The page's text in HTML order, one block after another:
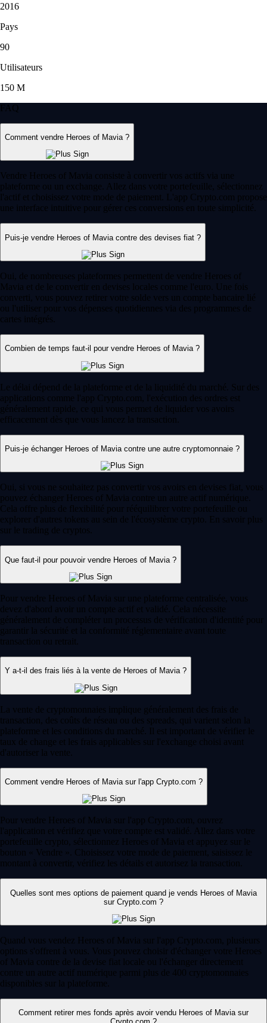
2016
Pays
90
Utilisateurs
150 M
FAQ
Comment vendre Heroes of Mavia ?
Vendre Heroes of Mavia consiste à convertir vos actifs via une
plateforme ou un exchange. Allez dans votre portefeuille, sélectionnez
l'actif et choisissez votre mode de paiement. L'app Crypto.com propose
une interface intuitive pour gérer ces conversions en toute simplicité.
Puis-je vendre Heroes of Mavia contre des devises fiat ?
Oui, de nombreuses plateformes permettent de vendre Heroes of
Mavia et de le convertir en devises locales comme l'euro. Une fois
converti, vous pouvez retirer votre solde vers un compte bancaire lié
ou l'utiliser pour vos dépenses quotidiennes via des programmes de
cartes intégrés.
Combien de temps faut-il pour vendre Heroes of Mavia ?
Le délai dépend de la plateforme et de la liquidité du marché. Sur des
applications comme l'app Crypto.com, l'exécution des ordres est
généralement rapide, ce qui vous permet de liquider vos avoirs
efficacement dès que vous lancez la transaction.
Puis-je échanger Heroes of Mavia contre une autre cryptomonnaie ?
Oui, si vous ne souhaitez pas convertir vos avoirs en devises fiat, vous
pouvez échanger Heroes of Mavia contre un autre actif numérique.
Cela offre plus de flexibilité pour rééquilibrer votre portefeuille ou
explorer d'autres tokens au sein de l'écosystème crypto. En savoir plus
sur le trading de cryptos.
Que faut-il pour pouvoir vendre Heroes of Mavia ?
Pour vendre Heroes of Mavia sur une plateforme centralisée, vous
devez d'abord avoir un compte actif et validé. Cela nécessite
généralement de compléter un processus de vérification d'identité pour
garantir la sécurité et la conformité réglementaire avant toute
transaction ou retrait.
Y a-t-il des frais liés à la vente de Heroes of Mavia ?
La vente de cryptomonnaies implique généralement des frais de
transaction, des coûts de réseau ou des spreads, qui varient selon la
plateforme et les conditions du marché. Il est important de vérifier le
taux de change et les frais applicables sur l'exchange choisi avant
d'autoriser la vente.
Comment vendre Heroes of Mavia sur l'app Crypto.com ?
Pour vendre Heroes of Mavia sur l'app Crypto.com, ouvrez
l'application et vérifiez que votre compte est validé. Allez dans votre
portefeuille crypto, sélectionnez Heroes of Mavia et appuyez sur le
bouton « Vendre ». Choisissez votre mode de paiement, saisissez le
montant à convertir, vérifiez les détails et autorisez la transaction.
Quelles sont mes options de paiement quand je vends Heroes of Mavia
sur Crypto.com ?
Quand vous vendez Heroes of Mavia sur l'app Crypto.com, plusieurs
options s'offrent à vous. Vous pouvez choisir d'échanger votre Heroes
of Mavia contre de la devise fiat locale ou l'échanger directement
contre un autre actif numérique parmi plus de 400 cryptomonnaies
disponibles sur la plateforme.
Comment retirer mes fonds après avoir vendu Heroes of Mavia sur